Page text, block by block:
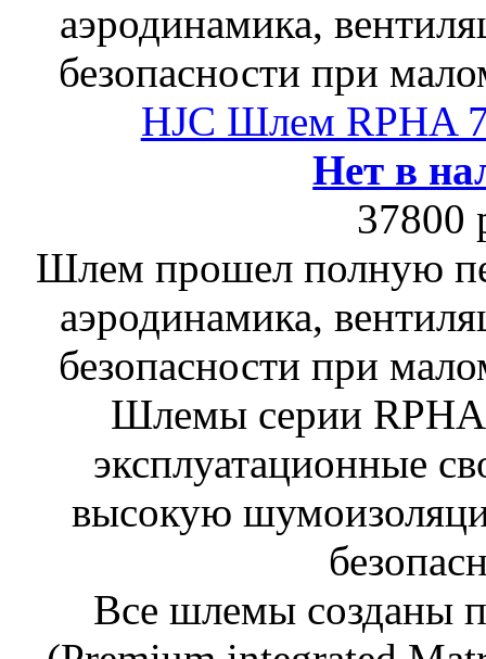
аэродинамика,
безопасности при
HJC Шлем RPHA
Нет в
37800
Шлем прошел полную
аэродинамика,
безопасности при
Шлемы серии
эксплуатационные
высокую
Все шлемы созданы